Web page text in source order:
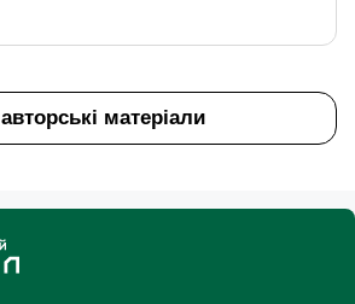
матеріали